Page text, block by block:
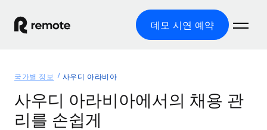
데모 시연 예약
글로벌 고용
솔루션
국가별 정보 사우디 아라비아
사우디 아라비아에서의 채용 관
리를 손쉽게